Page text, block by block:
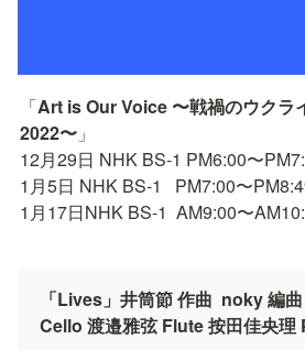
「Art is Our Voice 〜戦禍のウクラ
2022〜 」
12月29日 NHK BS-1 PM6:00〜
1月5日 NHK BS-1   PM7:00〜
1月17日NHK BS-1  AM9:00〜
「Lives」井筒節 作曲  noky 編曲
Cello 渡邉雅弦 Flute 按田佳央理